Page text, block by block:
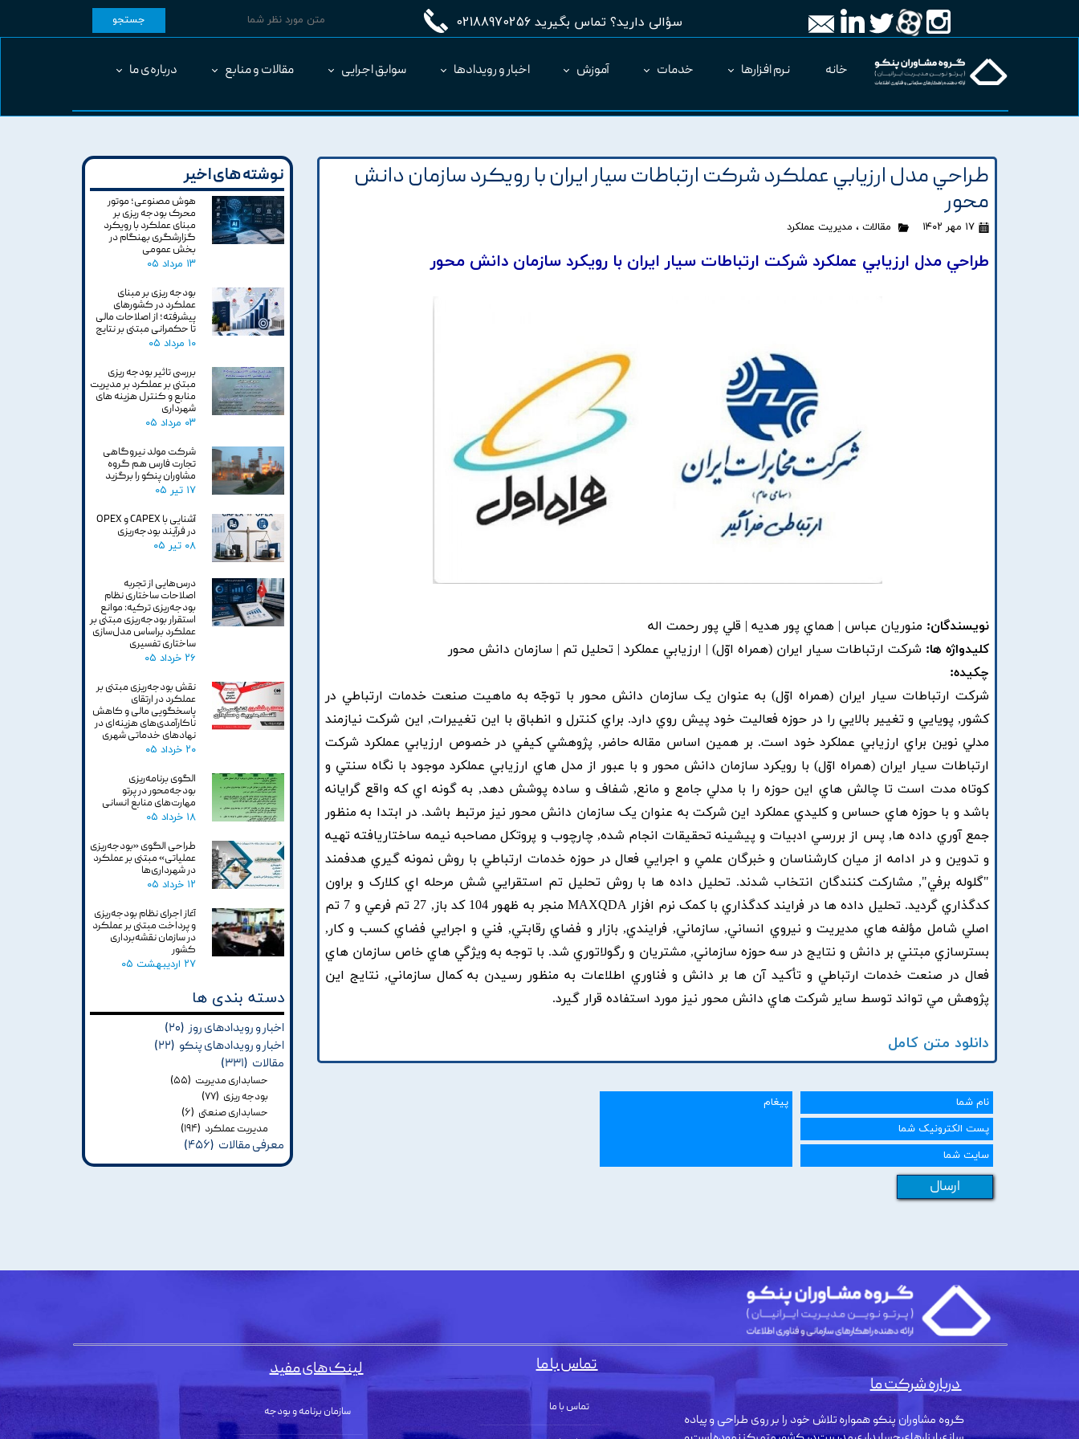
سؤالی دارید؟ تماس بگیرید 02188970256 جستجو
خانه نرم افزارها خدمات آموزش اخبار و رویدادها سوابق اجرایی مقالات و منابع درباره‌ی ما
طراحي مدل ارزيابي عملکرد شرکت ارتباطات سيار ايران با رويکرد سازمان دانش
محور
۱۷ مهر ۱۴۰۲ مقالات ، مدیریت عملکرد
طراحي مدل ارزيابي عملکرد شرکت ارتباطات سيار ايران با رويکرد سازمان دانش محور
نویسندگان: منوريان عباس | هماي پور هديه | قلي پور رحمت اله
کلیدواژه ها: شرکت ارتباطات سيار ايران (همراه اوّل) | ارزيابي عملکرد | تحليل تم | سازمان دانش محور
چکیده:
شرکت ارتباطات سيار ايران (همراه اوّل) به عنوان يک سازمان دانش محور با توجّه به ماهيت صنعت خدمات ارتباطي در
کشور, پويايي و تغيير بالايي را در حوزه فعاليت خود پيش روي دارد. براي کنترل و انطباق با اين تغييرات, اين شرکت نيازمند
مدلي نوين براي ارزيابي عملکرد خود است. بر همين اساس مقاله حاضر, پژوهشي کيفي در خصوص ارزيابي عملکرد شرکت
ارتباطات سيار ايران (همراه اوّل) با رويکرد سازمان دانش محور و با عبور از مدل هاي ارزيابي عملکرد موجود با نگاه سنتي و
کوتاه مدت است تا چالش هاي اين حوزه را با مدلي جامع و مانع, شفاف و ساده پوشش دهد, به گونه اي که واقع گرايانه
باشد و با حوزه هاي حساس و کليدي عملکرد اين شرکت به عنوان يک سازمان دانش محور نيز مرتبط باشد. در ابتدا به منظور
جمع آوري داده ها, پس از بررسي ادبيات و پيشينه تحقيقات انجام شده, چارچوب و پروتکل مصاحبه نيمه ساختاريافته تهيه
و تدوين و در ادامه از ميان کارشناسان و خبرگان علمي و اجرايي فعال در حوزه خدمات ارتباطي با روش نمونه گيري هدفمند
"گلوله برفي", مشارکت کنندگان انتخاب شدند. تحليل داده ها با روش تحليل تم استقرايي شش مرحله اي کلارک و براون
کدگذاري گرديد. تحليل داده ها در فرايند کدگذاري با کمک نرم افزار MAXQDA منجر به ظهور 104 کد باز, 27 تم فرعي و 7 تم
اصلي شامل مؤلفه هاي مديريت و نيروي انساني, سازماني, فرايندي, بازار و فضاي رقابتي, فني و اجرايي فضاي کسب و کار,
بسترسازي مبتني بر دانش و نتايج در سه حوزه سازماني, مشتريان و رگولاتوري شد. با توجه به ويژگي هاي خاص سازمان هاي
فعال در صنعت خدمات ارتباطي و تأکيد آن ها بر دانش و فناوري اطلاعات به منظور رسيدن به کمال سازماني, نتايج اين
پژوهش مي تواند توسط ساير شرکت هاي دانش محور نيز مورد استفاده قرار گيرد.
دانلود متن کامل
ارسال
نوشته های اخیر
هوش مصنوعی؛ موتور
محرک بودجه ریزی بر
مبنای عملکرد با رویکرد
گزارشگری بهنگام در
بخش عمومی
۱۳ مرداد ۰۵
بودجه ریزی بر مبنای
عملکرد در کشورهای
پیشرفته؛ از اصلاحات مالی
تا حکمرانی مبتنی بر نتایج
۱۰ مرداد ۰۵
بررسی تاثیر بودجه ریزی
مبتنی بر عملکرد بر مدیریت
منابع و کنترل هزینه های
شهرداری
۰۳ مرداد ۰۵
شرکت مولد نیروگاهی
تجارت فارس هم گروه
مشاوران پنکو را برگزید
۱۷ تیر ۰۵
آشنایی با CAPEX و OPEX
در فرآیند بودجه‌ریزی
۰۸ تیر ۰۵
درس‌هایی از تجربه
اصلاحات ساختاری نظام
بودجه‌ریزی ترکیه: موانع
استقرار بودجه‌ریزی مبتنی بر
عملکرد براساس مدل‌سازی
ساختاری تفسیری
۲۶ خرداد ۰۵
نقش بودجه‌ریزی مبتنی بر
عملکرد در ارتقای
پاسخگویی مالی و کاهش
ناکارآمدی‌های هزینه‌ای در
نهادهای خدماتی شهری
۲۰ خرداد ۰۵
الگوی برنامه‌ریزی
بودجه‌محور در پرتو
مهارت‌های منابع انسانی
۱۸ خرداد ۰۵
طراحی الگوی «بودجه‌ریزی
عملیاتی» مبتنی بر عملکرد
در شهرداری‌ها
۱۲ خرداد ۰۵
آغاز اجرای نظام بودجه‌ریزی
و پرداخت مبتنی بر عملکرد
در سازمان نقشه‌برداری
کشور
۲۷ اردیبهشت ۰۵
دسته بندی ها
اخبار و رویدادهای روز (۲۰)
اخبار و رویدادهای پنکو (۲۲)
مقالات (۳۳۱)
حسابداری مدیریت (۵۵)
بودجه ریزی (۷۷)
حسابداری صنعتی (۶)
مدیریت عملکرد (۱۹۴)
معرفی مقالات (۴۵۶)
لینک‌های مفید
سازمان برنامه و بودجه تماس با ما
تماس با ما
گروه مشاوران پنکو همواره تلاش خود را بر روی طراحی و پیاده
درباره شرکت ما